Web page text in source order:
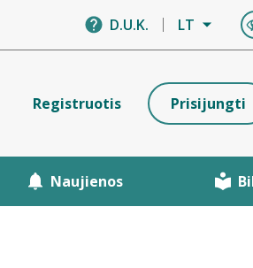
D.U.K. LT
Registruotis Prisijungti
Naujienos